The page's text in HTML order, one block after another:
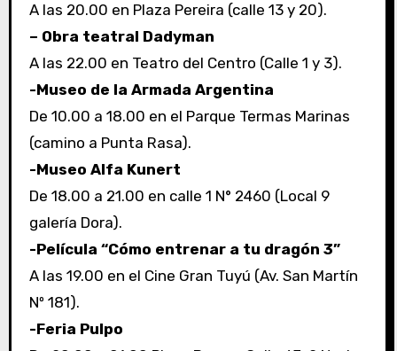
A las 20.00 en Plaza Pereira (calle 13 y 20).
– Obra teatral Dadyman
A las 22.00 en Teatro del Centro (Calle 1 y 3).
-Museo de la Armada Argentina
De 10.00 a 18.00 en el Parque Termas Marinas
(camino a Punta Rasa).
-Museo Alfa Kunert
De 18.00 a 21.00 en calle 1 N° 2460 (Local 9
galería Dora).
-Película “Cómo entrenar a tu dragón 3”
A las 19.00 en el Cine Gran Tuyú (Av. San Martín
Nº 181).
-Feria Pulpo